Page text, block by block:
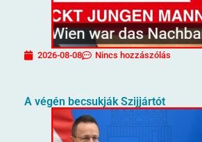
2026-08-08 Nincs hozzászólás
A végén becsukják Szijjártót